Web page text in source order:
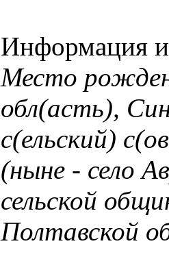
Информация
Место
обл(асть),
с(ельский)
(ныне - село
сельской
Полтавской